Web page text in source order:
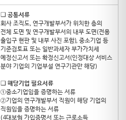
❑ 공통서류
회사 조직도, 연구개발부서가 위치한 층의
전체 도면 및 연구개발부서의 내부 도면(전용
출입구 현판 및 내부 사진 포함), 중소기업 등
기준검토표 또는 일반과세자 부가가치세
예정신고서 또는 확정신고서(인정대상 서비스
분야 기업의 기업부설 연구기관만 해당)
❑ 해당기업 필요서류
①중소기업임을 증명하는 서류
②기업의 연구개발부서 직원이 해당 기업의
직원임을 증명하는 서류
(4대보험 가입증명서 또는 근로소득